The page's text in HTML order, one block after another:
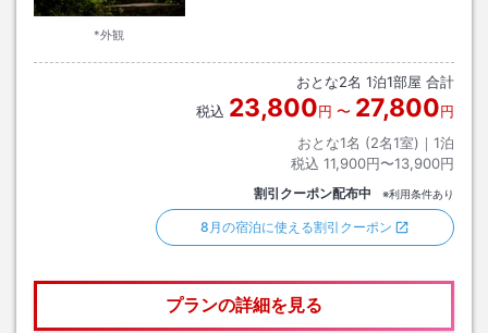
*外観
おとな2名 1泊1部屋 合計
税込 23,800円 〜 27,800円
おとな1名 (2名1室)｜ 1泊
税込 11,900円〜13,900円
割引クーポン配布中 ※利用条件あり
8月の宿泊に使える割引クーポン
プランの詳細を見る